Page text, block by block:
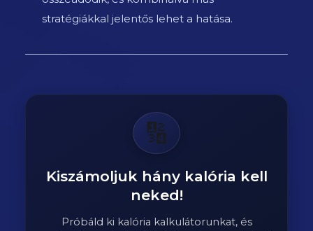
stratégiákkal jelentős lehet a hatása.
🔢
Kiszámoljuk hány kalória kell
neked!
Próbáld ki kalória kalkulátorunkat, és